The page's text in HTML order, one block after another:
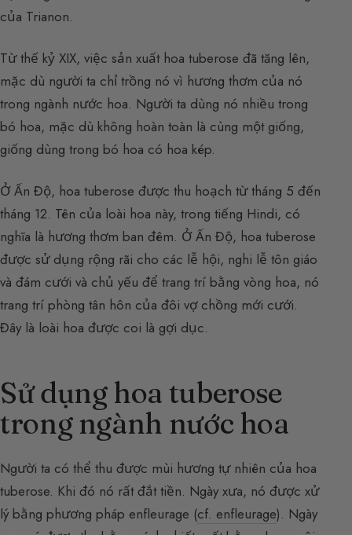
của Trianon.
Từ thế kỷ XIX, việc sản xuất hoa tuberose đã tăng lên,
mặc dù người ta chỉ trồng nó vì hương thơm của nó
trong ngành nước hoa. Người ta dùng nó nhiều trong
bó hoa, mặc dù không hoàn toàn là cùng một giống,
giống dùng trong bó hoa có hoa kép.
Ở Ấn Độ, hoa tuberose được thu hoạch từ tháng 5 đến
tháng 12. Tên của loài hoa này, trong tiếng Hindi, có
nghĩa là hương thơm ban đêm. Ở Ấn Độ, hoa tuberose
được sử dụng rộng rãi cho các lễ hội, nghi lễ tôn giáo
và đám cưới và chủ yếu để trang trí bằng vòng hoa, nó
trang trí phòng tân hôn của đôi vợ chồng mới cưới.
Đây là loài hoa được coi là gợi dục.
Sử dụng hoa tuberose
trong ngành nước hoa
Người ta có thể thu được mùi hương tự nhiên của hoa
tuberose. Khi đó nó rất đắt tiền. Ngày xưa, nó được xử
lý bằng phương pháp enfleurage (cf. enfleurage). Ngày